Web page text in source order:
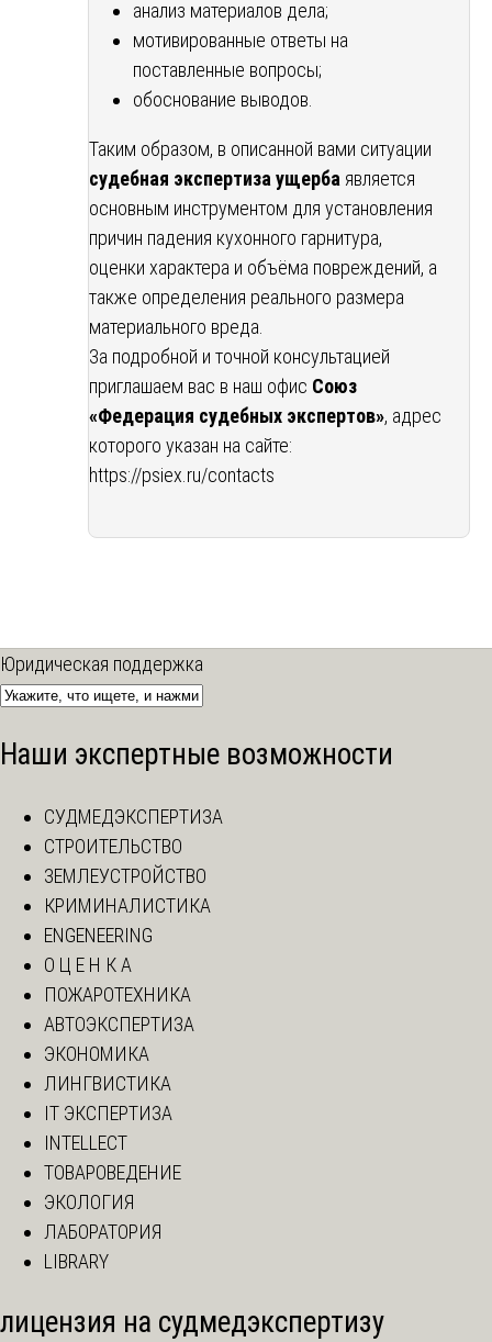
анализ материалов дела;
мотивированные ответы на
поставленные вопросы;
обоснование выводов.
Таким образом, в описанной вами ситуации
судебная экспертиза ущерба является
основным инструментом для установления
причин падения кухонного гарнитура,
оценки характера и объёма повреждений, а
также определения реального размера
материального вреда.
За подробной и точной консультацией
приглашаем вас в наш офис Союз
«Федерация судебных экспертов», адрес
которого указан на сайте:
https://psiex.ru/contacts
Юридическая поддержка
Наши экспертные возможности
СУДМЕДЭКСПЕРТИЗА
СТРОИТЕЛЬСТВО
ЗЕМЛЕУСТРОЙСТВО
КРИМИНАЛИСТИКА
ENGENEERING
О Ц Е Н К А
ПОЖАРОТЕХНИКА
АВТОЭКСПЕРТИЗА
ЭКОНОМИКА
ЛИНГВИСТИКА
IT ЭКСПЕРТИЗА
INTELLECT
ТОВАРОВЕДЕНИЕ
ЭКОЛОГИЯ
ЛАБОРАТОРИЯ
LIBRARY
лицензия на судмедэкспертизу